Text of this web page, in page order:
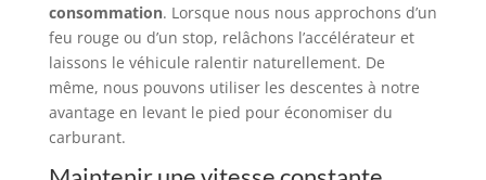
consommation. Lorsque nous nous approchons d’un
feu rouge ou d’un stop, relâchons l’accélérateur et
laissons le véhicule ralentir naturellement. De
même, nous pouvons utiliser les descentes à notre
avantage en levant le pied pour économiser du
carburant.